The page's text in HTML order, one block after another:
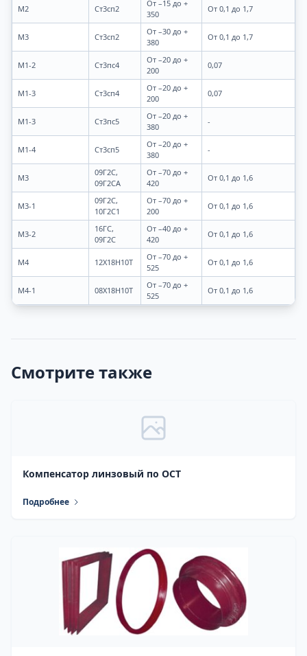
М2 Ст3сп2
От –15 до +
350
От 0,1 до 1,7
М3 Ст3сп2
От –30 до +
380
От 0,1 до 1,7
М1-2 Ст3пс4
От –20 до +
200
0,07
М1-3 Ст3сп4
От –20 до +
200
0,07
М1-3 Ст3пс5
От –20 до +
380
-
М1-4 Ст3сп5
От –20 до +
380
-
М3
09Г2С,
09Г2СА
От –70 до +
420
От 0,1 до 1,6
М3-1
09Г2С,
10Г2С1
От –70 до +
200
От 0,1 до 1,6
М3-2
16ГС,
09Г2С
От –40 до +
420
От 0,1 до 1,6
М4 12Х18Н10Т
От –70 до +
525
От 0,1 до 1,6
М4-1 08Х18Н10Т
От –70 до +
525
От 0,1 до 1,6
Смотрите также
Компенсатор линзовый по ОСТ
Подробнее